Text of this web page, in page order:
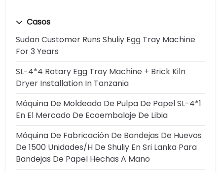
Casos
Sudan Customer Runs Shuliy Egg Tray Machine
For 3 Years
SL-4*4 Rotary Egg Tray Machine + Brick Kiln
Dryer Installation In Tanzania
Máquina De Moldeado De Pulpa De Papel SL-4*1
En El Mercado De Ecoembalaje De Libia
Máquina De Fabricación De Bandejas De Huevos
De 1500 Unidades/h De Shuliy En Sri Lanka Para
Bandejas De Papel Hechas A Mano